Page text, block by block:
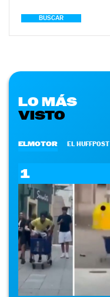
BUSCAR
LO MÁS
VISTO
ELMOTOR EL HUFFPOST
1